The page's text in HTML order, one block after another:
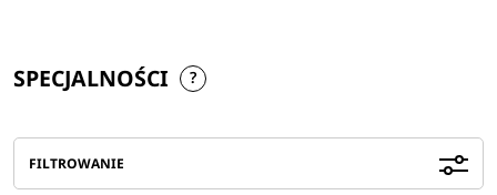
SPECJALNOŚCI
FILTROWANIE